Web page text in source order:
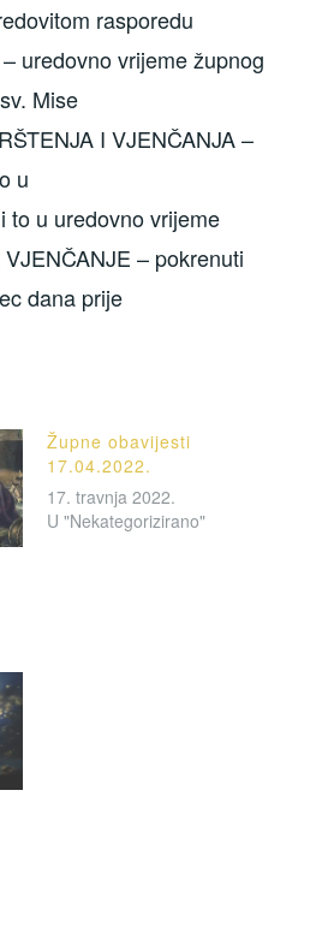
rasporedu
uredovno vrijeme župnog
Mise
I VJENČANJA –
u
to u uredovno vrijeme
– pokrenuti
dana prije
Župne obavijesti
17.04.2022.
17. travnja 2022.
U "Nekategorizirano"